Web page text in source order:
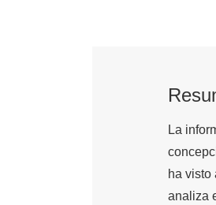
La
ha visto
analiza